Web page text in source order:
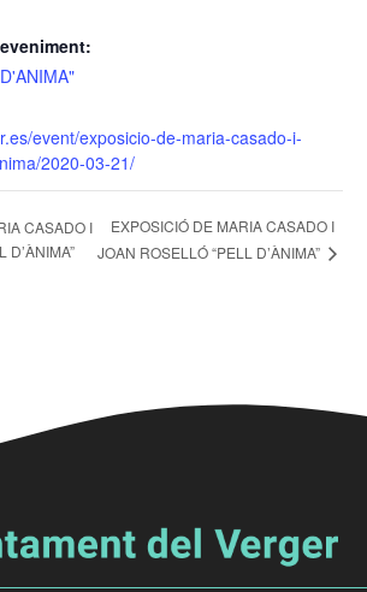
event/exposicio-de-maria-casado-i-
2020-03-21/
CASADO I
D’ÀNIMA”
EXPOSICIÓ DE MARIA CASADO I
JOAN ROSELLÓ “PELL D’ÀNIMA”